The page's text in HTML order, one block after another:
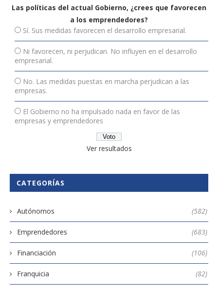
Las políticas del actual Gobierno, ¿crees que favorecen
a los emprendedores?
Sí. Sus medidas favorecen el desarrollo empresarial.
Ni favorecen, ni perjudican. No influyen en el desarrollo
empresarial.
No. Las medidas puestas en marcha perjudican a las
empresas.
El Gobierno no ha impulsado nada en favor de las
empresas y emprendedores
Ver resultados
CATEGORÍAS
Autónomos (582)
Emprendedores (683)
Financiación (106)
Franquicia (82)